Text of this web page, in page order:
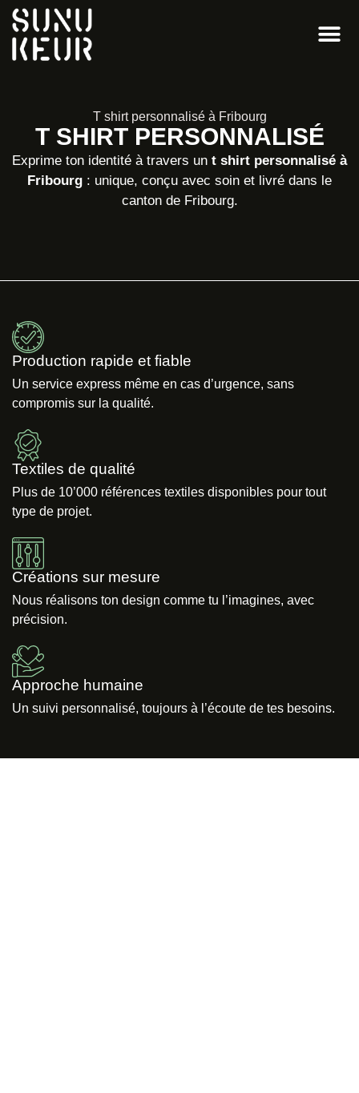
T shirt personnalisé à Fribourg
T SHIRT PERSONNALISÉ
Exprime ton identité à travers un t shirt personnalisé à
Fribourg : unique, conçu avec soin et livré dans le
canton de Fribourg.
Production rapide et fiable
Un service express même en cas d’urgence, sans
compromis sur la qualité.
Textiles de qualité
Plus de 10’000 références textiles disponibles pour tout
type de projet.
Créations sur mesure
Nous réalisons ton design comme tu l’imagines, avec
précision.
Approche humaine
Un suivi personnalisé, toujours à l’écoute de tes besoins.